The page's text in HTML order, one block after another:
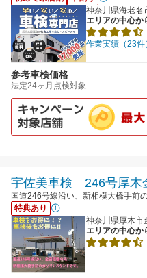
神奈川県海老名
エリアの中心か
作業実績（23件
参考車検価格
法定24ヶ月点検対象
宇佐美車検 246号厚木
国道246号線沿い、新相模大橋手前
特典あり
神奈川県厚木市
エリアの中心か